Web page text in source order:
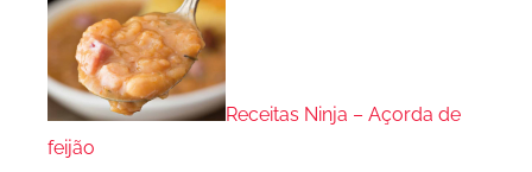
Receitas Ninja – Açorda de
feijão